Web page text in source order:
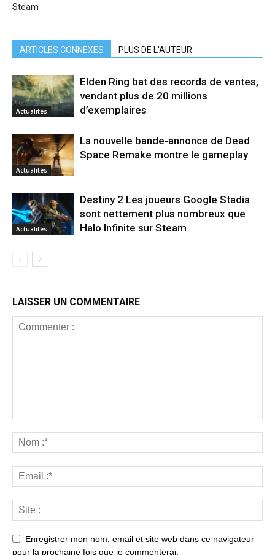
Steam
ARTICLES CONNEXES PLUS DE L'AUTEUR
Actualités
Elden Ring bat des records de ventes,
vendant plus de 20 millions
d’exemplaires
Actualités
La nouvelle bande-annonce de Dead
Space Remake montre le gameplay
Actualités
Destiny 2 Les joueurs Google Stadia
sont nettement plus nombreux que
Halo Infinite sur Steam
LAISSER UN COMMENTAIRE
Enregistrer mon nom, email et site web dans ce navigateur
pour la prochaine fois que je commenterai.